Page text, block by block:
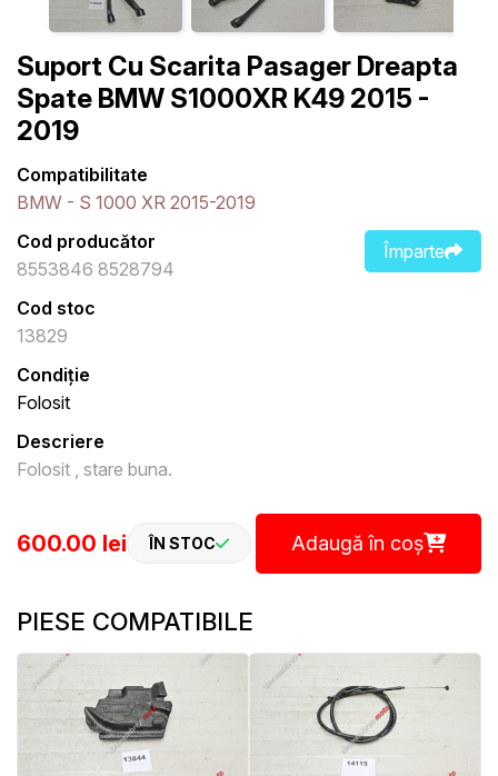
Suport Cu Scarita Pasager Dreapta
Spate BMW S1000XR K49 2015 -
2019
Compatibilitate
BMW - S 1000 XR 2015-2019
Împarte
Cod producător
8553846 8528794
Cod stoc
13829
Condiție
Folosit
Descriere
Folosit , stare buna.
600.00 lei ÎN STOC Adaugă în coș
PIESE COMPATIBILE